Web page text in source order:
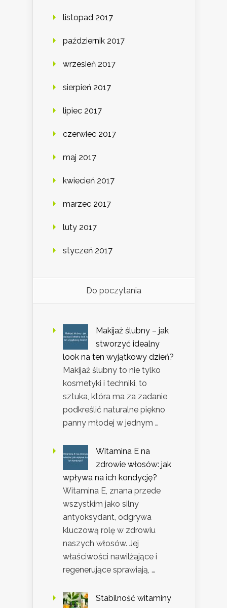
listopad 2017
październik 2017
wrzesień 2017
sierpień 2017
lipiec 2017
czerwiec 2017
maj 2017
kwiecień 2017
marzec 2017
luty 2017
styczeń 2017
Do poczytania
Makijaż ślubny – jak
stworzyć idealny
look na ten wyjątkowy dzień?
Makijaż ślubny to nie tylko
kosmetyki i techniki, to
sztuka, która ma za zadanie
podkreślić naturalne piękno
panny młodej w jednym …
Witamina E na
zdrowie włosów: jak
wpływa na ich kondycję?
Witamina E, znana przede
wszystkim jako silny
antyoksydant, odgrywa
kluczową rolę w zdrowiu
naszych włosów. Jej
właściwości nawilżające i
regenerujące sprawiają, …
Stabilność witaminy